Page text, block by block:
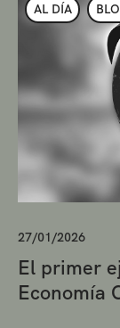
AL DÍA
27/01/2026
El primer
Economía